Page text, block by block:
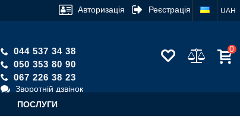
UAH
Авторизація Реєстрація
044 537 34 38
050 353 80 90
067 226 38 23
Зворотній дзвінок
0
ПОСЛУГИ